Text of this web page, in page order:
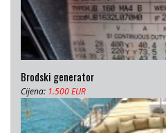
Brodski generator
Cijena: 1.500 EUR